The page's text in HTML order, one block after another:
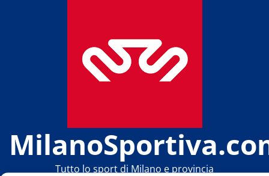
Tutto lo sport di Milano e provincia